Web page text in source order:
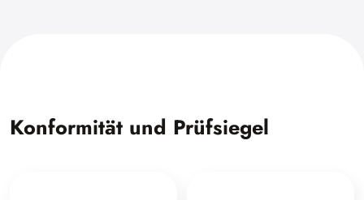
Konformität und Prüfsiegel